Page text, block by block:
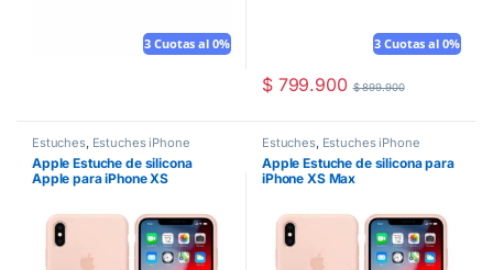
3 Cuotas al 0% 3 Cuotas al 0%
$799.900 $899.900
Estuches, Estuches iPhone
Apple Estuche de silicona
Apple para iPhone XS
Estuches, Estuches iPhone
Apple Estuche de silicona para
iPhone XS Max